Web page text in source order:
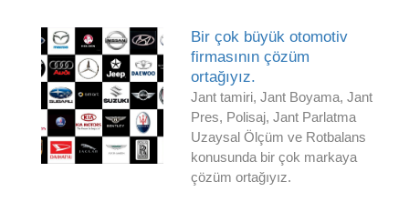
Bir çok büyük otomotiv
firmasının çözüm
ortağıyız.
Jant tamiri, Jant Boyama, Jant
Pres, Polisaj, Jant Parlatma
Uzaysal Ölçüm ve Rotbalans
konusunda bir çok markaya
çözüm ortağıyız.